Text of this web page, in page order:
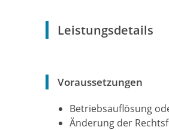
Leistungsdetails
Voraussetzungen
Betriebsauflösung
Änderung der